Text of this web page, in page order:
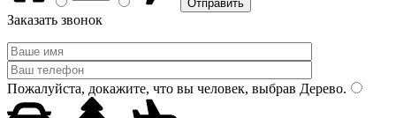
Заказать звонок
Пожалуйста, докажите, что вы человек, выбрав Дерево.